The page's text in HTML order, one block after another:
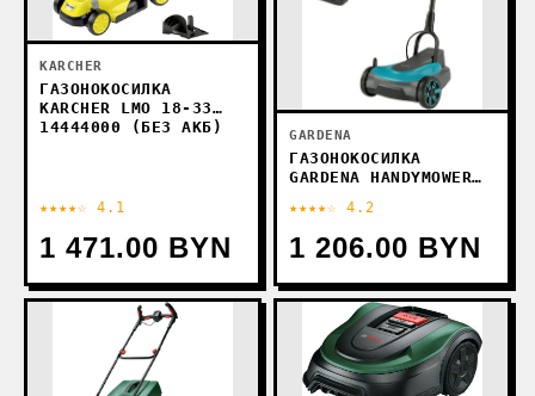
KARCHER
ГАЗОНОКОСИЛКА
KARCHER LMO 18-33
14444000 (БЕЗ АКБ)
★★★★☆ 4.1
1 471.00 BYN
GARDENA
ГАЗОНОКОСИЛКА
GARDENA HANDYMOWER
(С 1-ИМ АКБ)
★★★★☆ 4.2
1 206.00 BYN